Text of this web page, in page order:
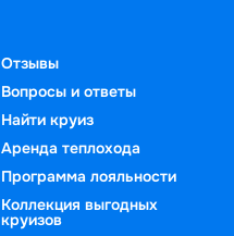
Отзывы
Вопросы и ответы
Найти круиз
Аренда теплохода
Программа лояльности
Коллекция выгодных
круизов